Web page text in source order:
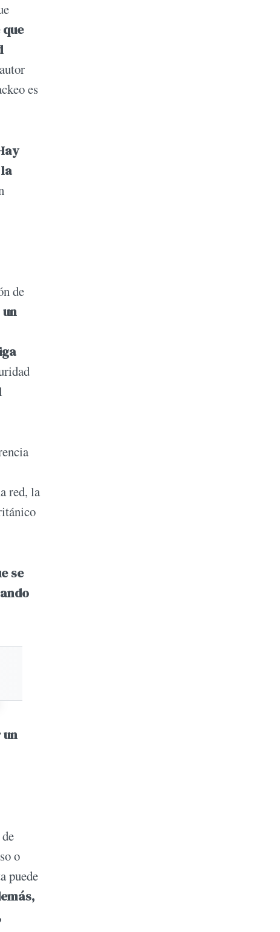
es
de
red, la
se
o
puede